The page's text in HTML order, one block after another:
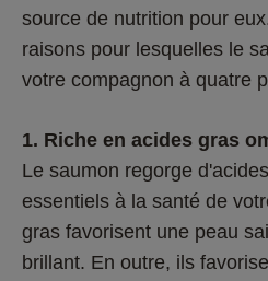
source de nutrition pour
raisons pour lesquelles le
votre compagnon à quatre
1. Riche en acides gras
Le saumon regorge
essentiels à la santé de
gras favorisent une peau
brillant. En outre, ils